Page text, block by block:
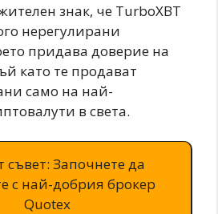
знак, че TurboXBT
нерегулирани
придава доверие на
като те продават
само на най-
в света.
Започнете да
с най-добрия брокер
Quotex